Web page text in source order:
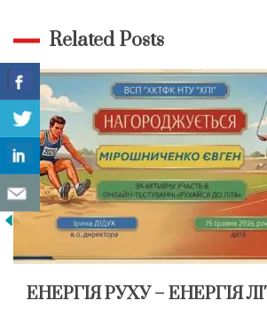
Related Posts
ЕНЕРГІЯ РУХУ – ЕНЕРГІЯ